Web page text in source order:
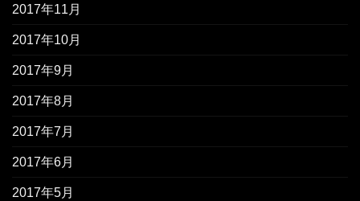
2017年11月
2017年10月
2017年9月
2017年8月
2017年7月
2017年6月
2017年5月